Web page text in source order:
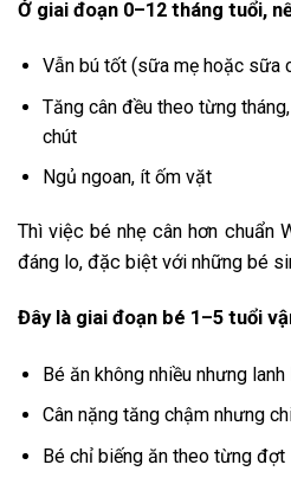
Ở giai đoạn 0–12 tháng tuổi,
Vẫn bú tốt (sữa mẹ hoặc sữa
Tăng cân đều theo từng
chút
Ngủ ngoan, ít ốm vặt
Thì việc bé nhẹ cân hơn chuẩn
đáng lo, đặc biệt với những bé
Đây là giai đoạn bé 1–5 tuổi
Bé ăn không nhiều nhưng
Cân nặng tăng chậm nhưng
Bé chỉ biếng ăn theo từng đợt